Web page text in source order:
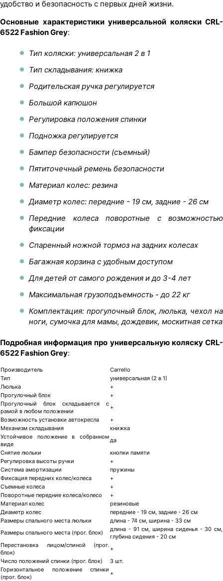
удобство и безопасность с первых дней жизни.
Основные характеристики универсальной коляски CRL-
6522 Fashion Grey:
Тип коляски: универсальная 2 в 1
Тип складывания: книжка
Родительская ручка регулируется
Большой капюшон
Регулировка положения спинки
Подножка регулируется
Бампер безопасности (съемный)
Пятиточечный ремень безопасности
Материал колес: резина
Диаметр колес: передние - 19 см, задние - 26 см
Передние колеса поворотные с возможностью
фиксации
Спаренный ножной тормоз на задних колесах
Багажная корзина с удобным доступом
Для детей от самого рождения и до 3-4 лет
Максимальная грузоподъемность - до 22 кг
Комплектация: прогулочный блок, люлька, чехол на
ноги, сумочка для мамы, дождевик, москитная сетка
Подробная информация про универсальную коляску CRL-
6522 Fashion Grey:
Производитель
Carrello
Тип
универсальная (2 в 1)
Люлька
+
Прогулочный блок
+
Прогулочный блок складывается с
рамой в любом положении
+
Возможность установки автокресла
+
Механизм складывания
книжка
Устойчивое положение в собранном
виде
да
Снятие люльки
кнопки памяти
Регулировка высоты ручки
+
Система амортизации
пружины
Фиксация передних колес/колеса
+
Съемные колеса
+
Поворотные передние колеса/колесо
+
Материал колес
резиновые
Диаметр колес
передние - 19 см, задние - 26 см
Размеры спального места люльки
длина - 74 см, ширина - 33 см
Размеры спального места (прог. блок)
длина - 91 см, ширина сиденья - 30 см,
глубина сидения - 20 см
Перестановка лицом/спиной (прог.
блок)
+
Число положений спинки (прог. блок)
3 шт.
Горизонтальное положение спинки
(прог. блок)
+